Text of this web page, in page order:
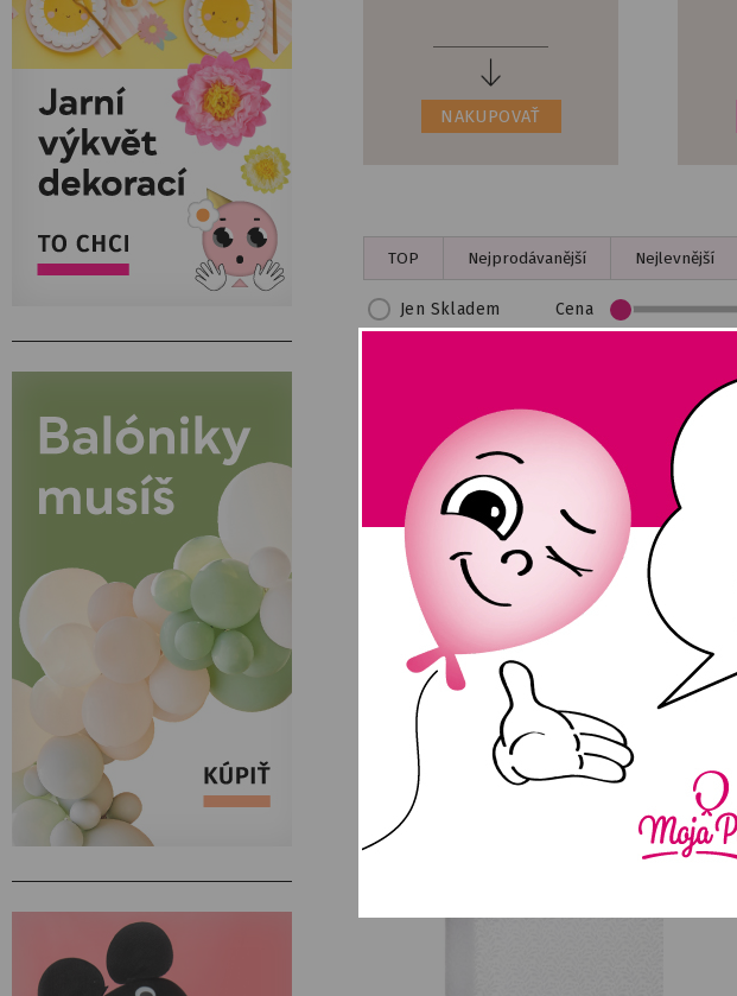
NAKUPOVAŤ
TOP Nejprodávanější Nejlevnější
Jen Skladem Cena
Balónik fóliové srdce červené s trblietkami 46
€
DETAIL
NA SKLADE